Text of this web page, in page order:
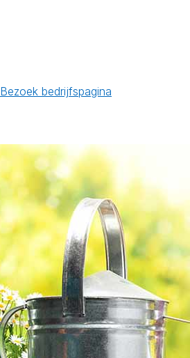
Bezoek bedrijfspagina